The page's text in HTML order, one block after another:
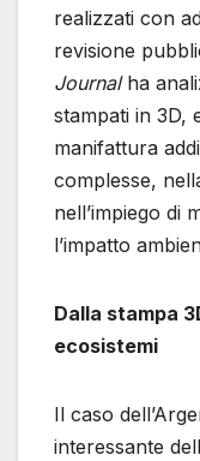
realizzati con
revisione
Journalha
stampati in 3D,
manifattura
complesse,
nell’impiego di
l’impatto
Dalla stampa
ecosistemi
Il caso
interessante